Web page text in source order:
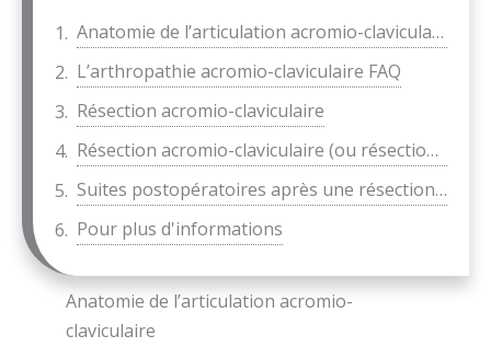
Anatomie de l’articulation acromio-claviculaire
L’arthropathie acromio-claviculaire FAQ
Résection acromio-claviculaire
Résection acromio-claviculaire (ou résection de ¼ externe de clavicule)
Suites postopératoires après une résection acromio-claviculaire
Pour plus d'informations
Anatomie de l’articulation acromio-
claviculaire